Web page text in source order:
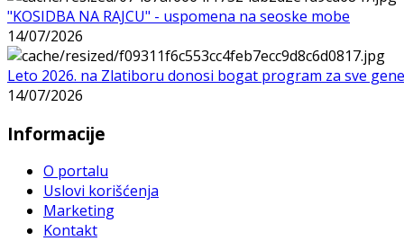
"KOSIDBA NA RAJCU" - uspomena na seoske mobe
14/07/2026
Leto 2026. na Zlatiboru donosi bogat program za sve
14/07/2026
Informacije
O portalu
Uslovi korišćenja
Marketing
Kontakt